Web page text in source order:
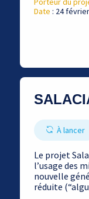
Date : 24
À lancer
Le projet
l’usage des
nouvelle
réduite